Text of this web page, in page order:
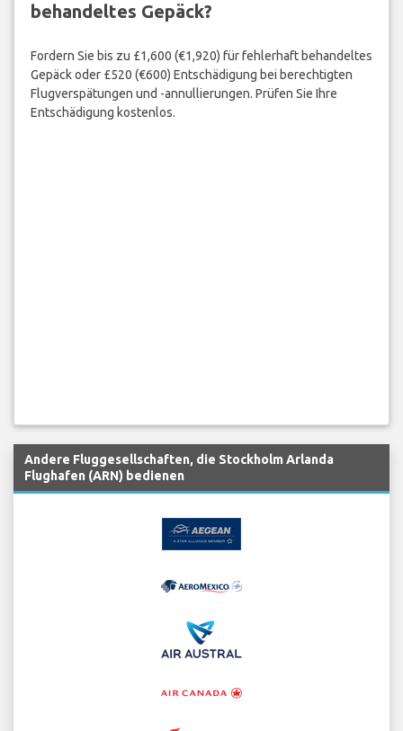
behandeltes Gepäck?
Fordern Sie bis zu £1,600 (€1,920) für fehlerhaft behandeltes
Gepäck oder £520 (€600) Entschädigung bei berechtigten
Flugverspätungen und -annullierungen. Prüfen Sie Ihre
Entschädigung kostenlos.
Andere Fluggesellschaften, die Stockholm Arlanda
Flughafen (ARN) bedienen